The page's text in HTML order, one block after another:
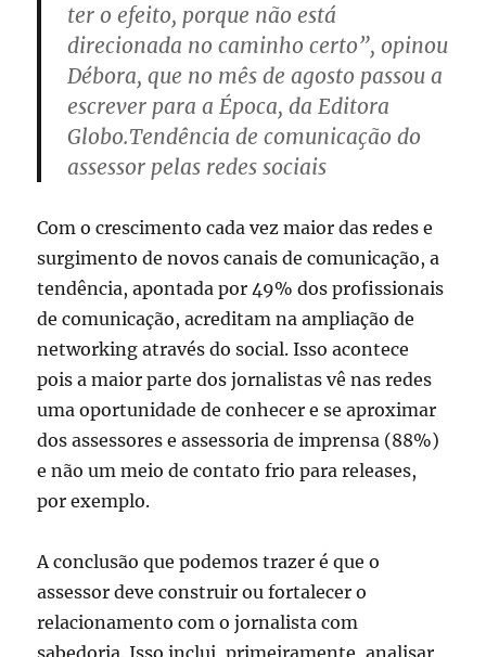
ter o efeito, porque não está
direcionada no caminho certo”, opinou
Débora, que no mês de agosto passou a
escrever para a Época, da Editora
Globo.Tendência de comunicação do
assessor pelas redes sociais
Com o crescimento cada vez maior das redes e
surgimento de novos canais de comunicação, a
tendência, apontada por 49% dos profissionais
de comunicação, acreditam na ampliação de
networking através do social. Isso acontece
pois a maior parte dos jornalistas vê nas redes
uma oportunidade de conhecer e se aproximar
dos assessores e assessoria de imprensa (88%)
e não um meio de contato frio para releases,
por exemplo.
A conclusão que podemos trazer é que o
assessor deve construir ou fortalecer o
relacionamento com o jornalista com